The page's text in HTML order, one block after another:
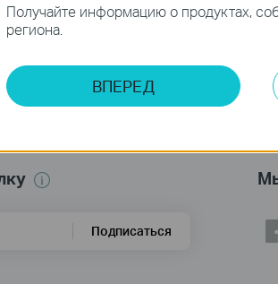
Подписаться
Получайте информацию о продуктах,
региона.
ВПЕРЕД